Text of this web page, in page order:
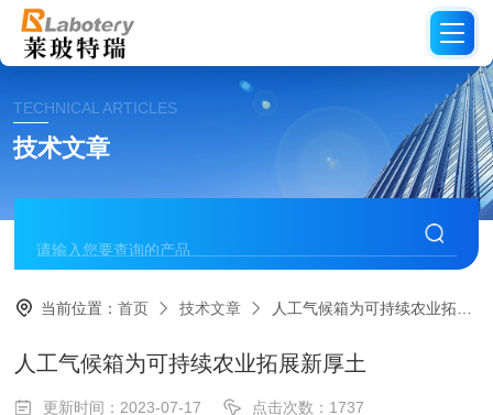
TECHNICAL ARTICLES
技术文章
当前位置：首页 技术文章 人工气候箱为可持续农业拓展新厚土
人工气候箱为可持续农业拓展新厚土
更新时间：2023-07-17 点击次数：1737